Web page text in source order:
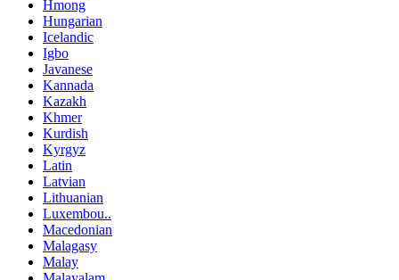
Hmong
Hungarian
Icelandic
Igbo
Javanese
Kannada
Kazakh
Khmer
Kurdish
Kyrgyz
Latin
Latvian
Lithuanian
Luxembou..
Macedonian
Malagasy
Malay